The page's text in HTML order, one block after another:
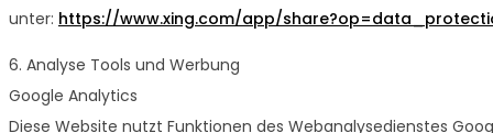
unter: https://www.xing.com/app/
6. Analyse Tools und Werbung
Google Analytics
Diese Website nutzt Funktionen des Webanalysedienstes